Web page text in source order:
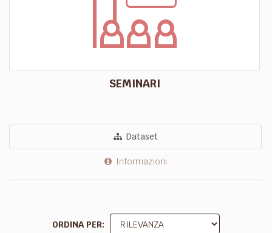
SEMINARI
Dataset
Informazioni
ORDINA PER